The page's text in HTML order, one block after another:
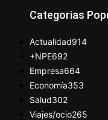
Categorias
Actualidad914
+NPE692
Empresa664
Economía353
Salud302
Viajes/ocio265